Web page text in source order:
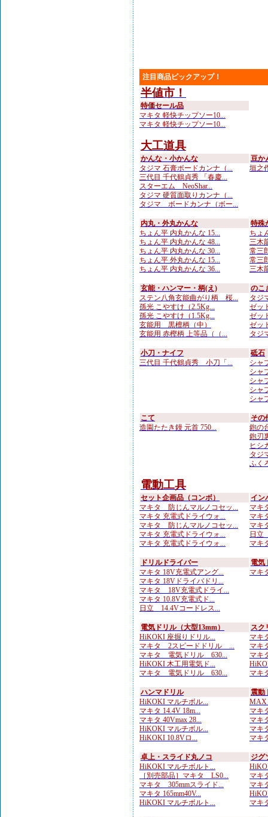
注目商品ピックアップ！
半値市！
特価セール品
マキタ 軽快チップソー10...
マキタ 軽快チップソー10...
大工道具
かんな・小かんな
タジマ 石膏ボードカンナ（...
三代目 千代鶴貞秀 「春慶...
スターエム NeoShar...
タジマ 硬質面取りカンナ（...
タジマ ボードカンナ（ボー...
豆か
垣之
内丸・外丸かんな
ちょん平 内丸かんな 15...
ちょん平 内丸かんな 48...
ちょん平 内丸かんな 30...
ちょん平 外丸かんな 15...
ちょん平 内丸かんな 36...
特殊
ちょ
三木
常三
常三
三木
玄能・ハンマー・柄(え)
ステン八角玄能曲がり柄 桜...
孫光 こやすけ（2.5Kg...
孫光 こやすけ（1.5Kg...
玄能用 黒檀柄（中）
玄能用 赤樫柄 上等品（（...
のこ
タジ
ゼッ
ゼッ
ゼッ
タジ
小刀・ナイフ
三代目 千代鶴貞秀 小刀「...
砥石
シャ
シャ
シャ
シャ
シャ
こて
造園たたき鏝 元首 750...
その
鉋の
鉋刃
ヒシ
タジ
ふく
電動工具
セット企画品（コンボ）
マキタ 防じんマルノコセッ...
マキタ 充電式ドライウォ...
マキタ 防じんマルノコセッ...
マキタ 充電式ドライウォ...
マキタ 充電式ドライウォ...
イン
マキ
マキ
マキ
日立
マキ
ドリルドライバー
マキタ 18V充電式アング...
マキタ 18Vドライバドリ...
マキタ 18V充電式ドライ...
マキタ 10.8V充電式ド...
日立 14.4Vコードレス...
電気
マキ
電気ドリル（大型13mm）
HiKOKI 座掘りドリル...
マキタ 2スピードドリル ...
マキタ 電気ドリル 630...
HiKOKI 木工用電気ド...
マキタ 電気ドリル 630...
スク
マキ
マキ
マキ
マキ
ハンマドリル
HiKOKI マルチボル...
マキタ 14.4V 18m...
マキタ 40Vmax 28...
HiKOKI マルチボル...
HiKOKI 10.8Vロ...
震動
MAX
マキ
マキ
マキ
マキ
卓上・スライド丸ノコ
HiKOKI マルチボルト...
［別売部品］マキタ LS0...
マキタ 305mmスライド...
マキタ 165mm40V...
HiKOKI マルチボルト...
ジグ
マキ
マキ
マキ